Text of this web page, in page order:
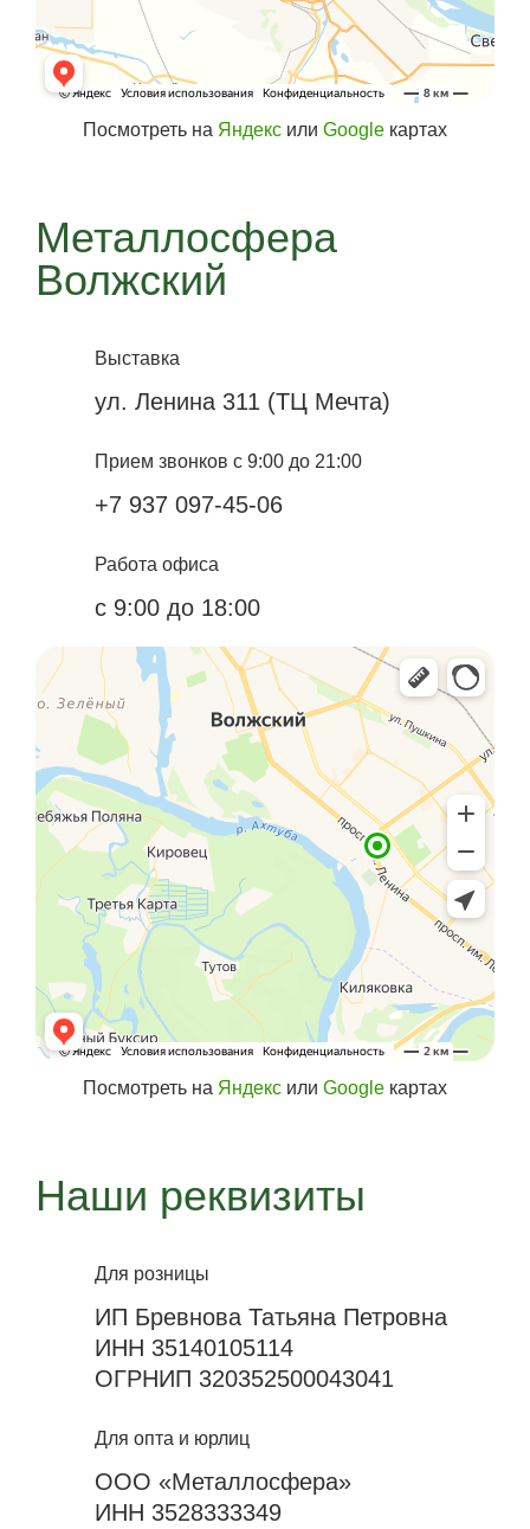
Посмотреть на Яндекс или Google картах
Металлосфера
Волжский
Выставка
ул. Ленина 311 (ТЦ Мечта)
Прием звонков с 9:00 до 21:00
+7 937 097-45-06
Работа офиса
с 9:00 до 18:00
Посмотреть на Яндекс или Google картах
Наши реквизиты
Для розницы
ИП Бревнова Татьяна Петровна
ИНН 35140105114
ОГРНИП 320352500043041
Для опта и юрлиц
ООО «Металлосфера»
ИНН 3528333349